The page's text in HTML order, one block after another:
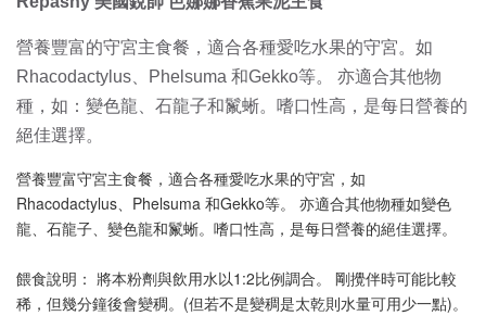
營養豐富的守宮主食餐，適合各種愛吃水果的守宮。如
Rhacodactylus、Phelsuma 和Gekko等。 亦適合其他物
種，如：變色龍、石龍子和鬣蜥。嗜口性高，是每日營養的
絕佳選擇。
營養豐富守宮主食餐，適合各種愛吃水果的守宮，如
Rhacodactylus、Phelsuma 和Gekko等。 亦適合其他物種如變色
龍、石龍子、變色龍和鬣蜥。嗜口性高，是每日營養的絕佳選擇。
餵食說明： 將本粉劑與飲用水以1:2比例調合。 剛攪伴時可能比較
稀，但幾分鐘後會變稠。(但若不是變稠是太乾則水量可用少一點)。